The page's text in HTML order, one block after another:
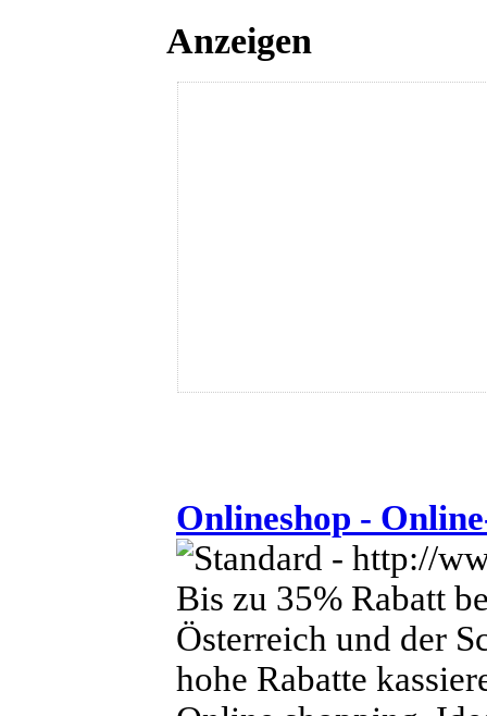
Anzeigen
Onlineshop -
Bis zu 35% Rabatt
Österreich und der
hohe Rabatte